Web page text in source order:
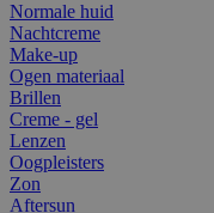
Normale huid
Nachtcreme
Make-up
Ogen materiaal
Brillen
Creme - gel
Lenzen
Oogpleisters
Zon
Aftersun